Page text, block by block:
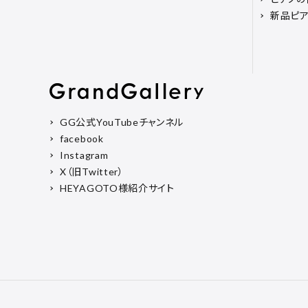
新品ピ
GG公式YouTubeチャンネル
facebook
Instagram
X（旧Twitter）
HEYAGOTO様紹介サイト